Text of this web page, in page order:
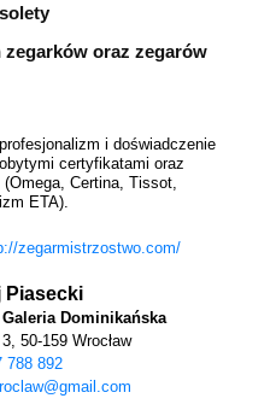
zegarków oraz zegarów
i doświadczenie
certyfikatami oraz
Certina, Tissot,
ETA).
zegarmistrzostwo.com/
Piasecki
Dominikańska
50-159 Wrocław
788 892